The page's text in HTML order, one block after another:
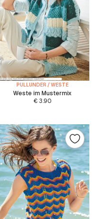
PULLUNDER / WESTE
Weste im Mustermix
€3.90